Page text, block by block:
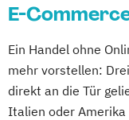
E-
Ein Handel ohne
mehr vorstellen:
direkt an die Tür
Italien oder Amerika